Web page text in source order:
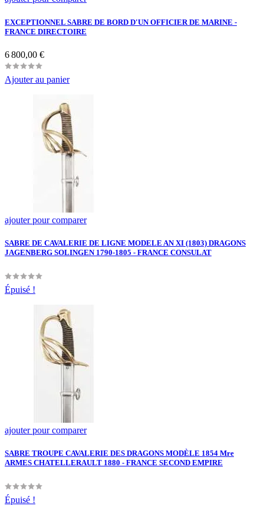
EXCEPTIONNEL SABRE DE BORD D'UN OFFICIER DE MARINE -
FRANCE DIRECTOIRE
Prix
6 800,00 €
Ajouter au panier
ajouter pour comparer
SABRE DE CAVALERIE DE LIGNE MODELE AN XI (1803) DRAGONS
JAGENBERG SOLINGEN 1790-1805 - FRANCE CONSULAT
Épuisé !
ajouter pour comparer
SABRE TROUPE CAVALERIE DES DRAGONS MODÈLE 1854 Mre
ARMES CHATELLERAULT 1880 - FRANCE SECOND EMPIRE
Épuisé !